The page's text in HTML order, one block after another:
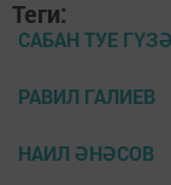
Теги:
САБАН ТУЕ
РАВИЛ ГАЛИЕВ
НАИЛ ӘНӘСОВ